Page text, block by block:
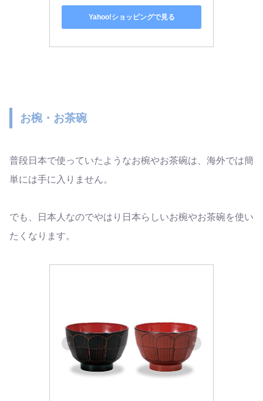
Yahoo!ショッピングで見る
お椀・お茶碗
普段日本で使っていたようなお椀やお茶碗は、海外では簡
単には手に入りません。
でも、日本人なのでやはり日本らしいお椀やお茶碗を使い
たくなります。